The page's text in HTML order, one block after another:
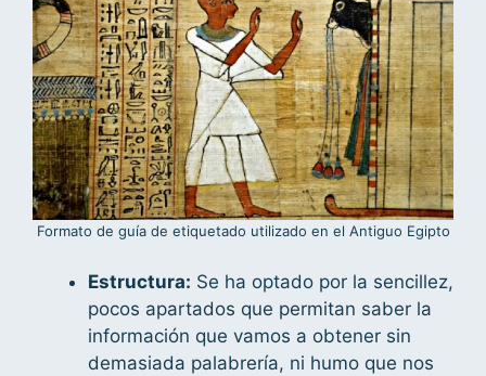
Formato de guía de etiquetado utilizado en el Antiguo Egipto
Estructura: Se ha optado por la sencillez,
pocos apartados que permitan saber la
información que vamos a obtener sin
demasiada palabrería, ni humo que nos